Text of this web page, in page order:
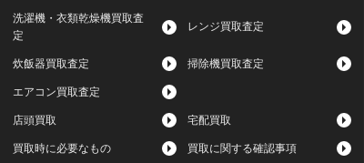
洗濯機・衣類乾燥機買取査
定
レンジ買取査定
炊飯器買取査定 掃除機買取査定
エアコン買取査定
店頭買取 宅配買取
買取時に必要なもの 買取に関する確認事項